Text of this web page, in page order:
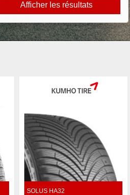
Afficher les résultats
SOLUS HA32